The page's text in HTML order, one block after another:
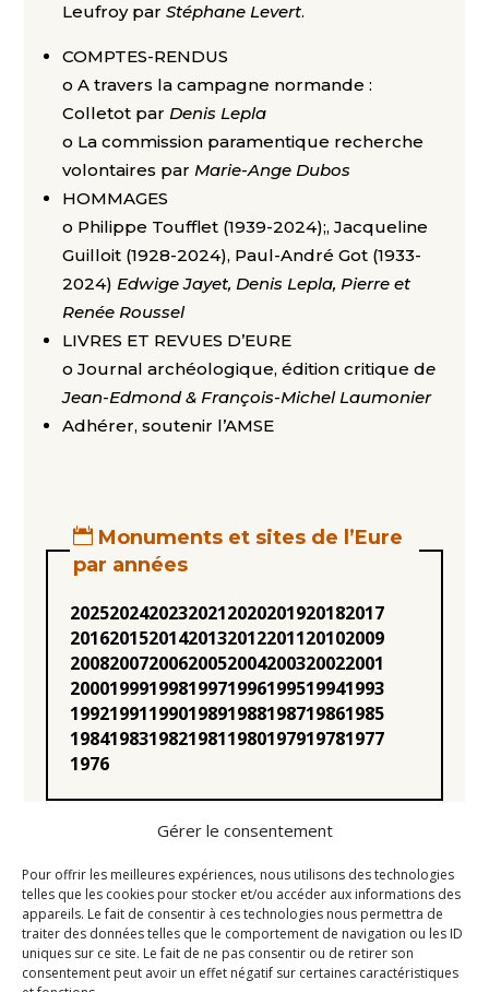
Gérer le consentement
Pour offrir les meilleures expériences, nous utilisons des technologies
telles que les cookies pour stocker et/ou accéder aux informations des
appareils. Le fait de consentir à ces technologies nous permettra de
traiter des données telles que le comportement de navigation ou les ID
uniques sur ce site. Le fait de ne pas consentir ou de retirer son
consentement peut avoir un effet négatif sur certaines caractéristiques
Leufroy parStéphane Levert.
COMPTES-RENDUS
o A travers la campagne normande :
Colletot parDenis Lepla
o La commission paramentique recherche
volontaires parMarie-Ange Dubos
HOMMAGES
o Philippe Toufflet (1939-2024);, Jacqueline
Guilloit (1928-2024), Paul-André Got (1933-
2024)Edwige Jayet, Denis Lepla, Pierre et
Renée Roussel
LIVRES ET REVUES D’EURE
o Journal archéologique, édition critique de
Jean-Edmond & François-Michel Laumonier
Adhérer, soutenir l’AMSE
Monuments et sites de l’Eure
par années
20252024202320212020201920182017
20162015201420132012201120102009
20082007200620052004200320022001
20001999199819971996199519941993
19921991199019891988198719861985
19841983198219811980197919781977
1976
Statuts
Règlement intérieur